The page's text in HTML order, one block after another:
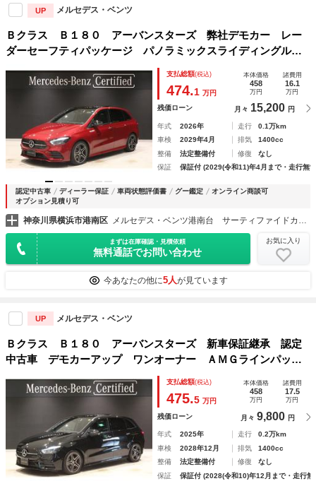
UP メルセデス・ベンツ
Ｂクラス Ｂ１８０ アーバンスターズ 弊社デモカー レー
ダーセーフティパッケージ パノラミックスライディングルー
フ メモリー付き電動シート シートヒータ ＭＢＵＸ搭載
車 本革シート アンビエントライトナイトパッケージ本革巻
支払総額(税込)
474.1 万円
本体価格
458
万円
諸費用
16.1
万円
残価ローン 月々 15,200 円
年式 2026年 走行
0.1万km
車検
2029年4月 排気
1400cc
整備
法定整備付 修復
なし
保証
保証付 (2029(令和11)年4月まで・走行無
認定中古車 ディーラー保証 車両状態評価書 グー鑑定
オンライン商談可
オプション見積り可
神奈川県横浜市港南区 メルセデス・ベンツ港南台 サーティファイドカーセンター（株）シュテルン世田谷
まずは在庫確認・見積依頼
無料通話でお問い合わせ
お気に入り
今あなたの他に5人が見ています
UP メルセデス・ベンツ
Ｂクラス Ｂ１８０ アーバンスターズ 新車保証継承 認定
中古車 デモカーアップ ワンオーナー ＡＭＧラインパッケ
ージ パノラミックスライディングルーフ メモリー付きパワ
ーシート フットトランクオープナー ブラインドスポット
支払総額(税込)
475.5 万円
本体価格
458
万円
諸費用
17.5
万円
残価ローン 月々 9,800 円
年式 2025年 走行
0.2万km
車検
2028年12月 排気
1400cc
整備
法定整備付 修復
なし
保証
保証付 (2028(令和10)年12月まで・走行無